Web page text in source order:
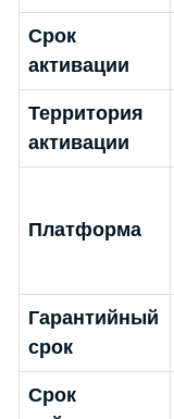
Срок
активации
Территория
активации
Платформа
Гарантийный
срок
Срок